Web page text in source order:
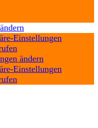
Einstellungen
ändern
Einstellungen